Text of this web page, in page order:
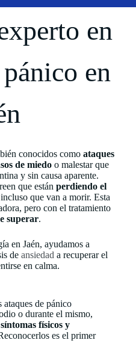
en
en
conocidos como ataques
de miedoo malestar que
y sin causa aparente.
que están perdiendo el
que van a morir. Esta
pero con el tratamiento
superar.
en Jaén, ayudamos a
de ansiedad a recuperar el
en calma.
ataques de pánico
o durante el mismo,
síntomas físicos y
es el primer